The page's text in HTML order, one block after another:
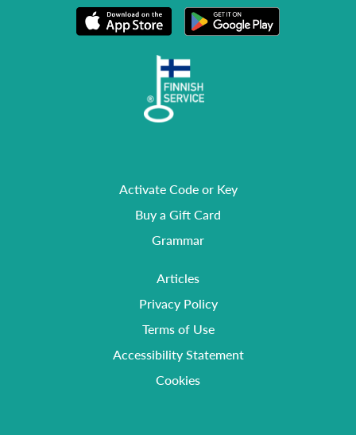
Activate Code or Key
Buy a Gift Card
Grammar
Articles
Privacy Policy
Terms of Use
Accessibility Statement
Cookies